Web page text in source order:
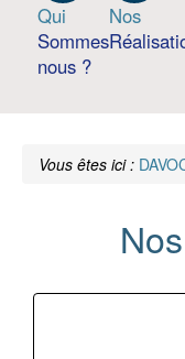
Qui
Sommes
nous ?
Nos
Vous êtes ici :